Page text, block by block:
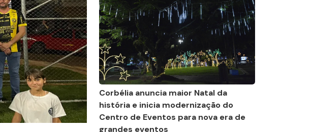
Corbélia anuncia maior Natal da
história e inicia modernização do
Centro de Eventos para nova era de
grandes eventos